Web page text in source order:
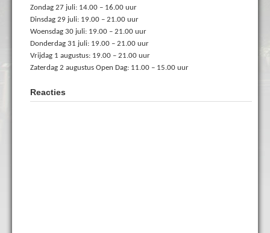
Zondag 27 juli: 14.00 – 16.00 uur
Dinsdag 29 juli: 19.00 – 21.00 uur
Woensdag 30 juli: 19.00 – 21.00 uur
Donderdag 31 juli: 19.00 – 21.00 uur
Vrijdag 1 augustus: 19.00 – 21.00 uur
Zaterdag 2 augustus Open Dag: 11.00 – 15.00 uur
Reacties